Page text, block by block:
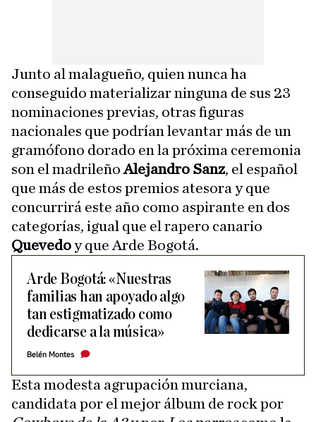
Junto al malagueño, quien nunca ha
conseguido materializar ninguna de sus 23
nominaciones previas, otras figuras
nacionales que podrían levantar más de un
gramófono dorado en la próxima ceremonia
son el madrileñoAlejandro Sanz, el español
que más de estos premios atesora y que
concurrirá este año como aspirante en dos
categorías, igual que el rapero canario
Quevedoy que Arde Bogotá.
Arde Bogotá: «Nuestras
familias han apoyado algo
tan estigmatizado como
dedicarse a la música»
Belén Montes
Esta modesta agrupación murciana,
candidata por el mejor álbum de rock por